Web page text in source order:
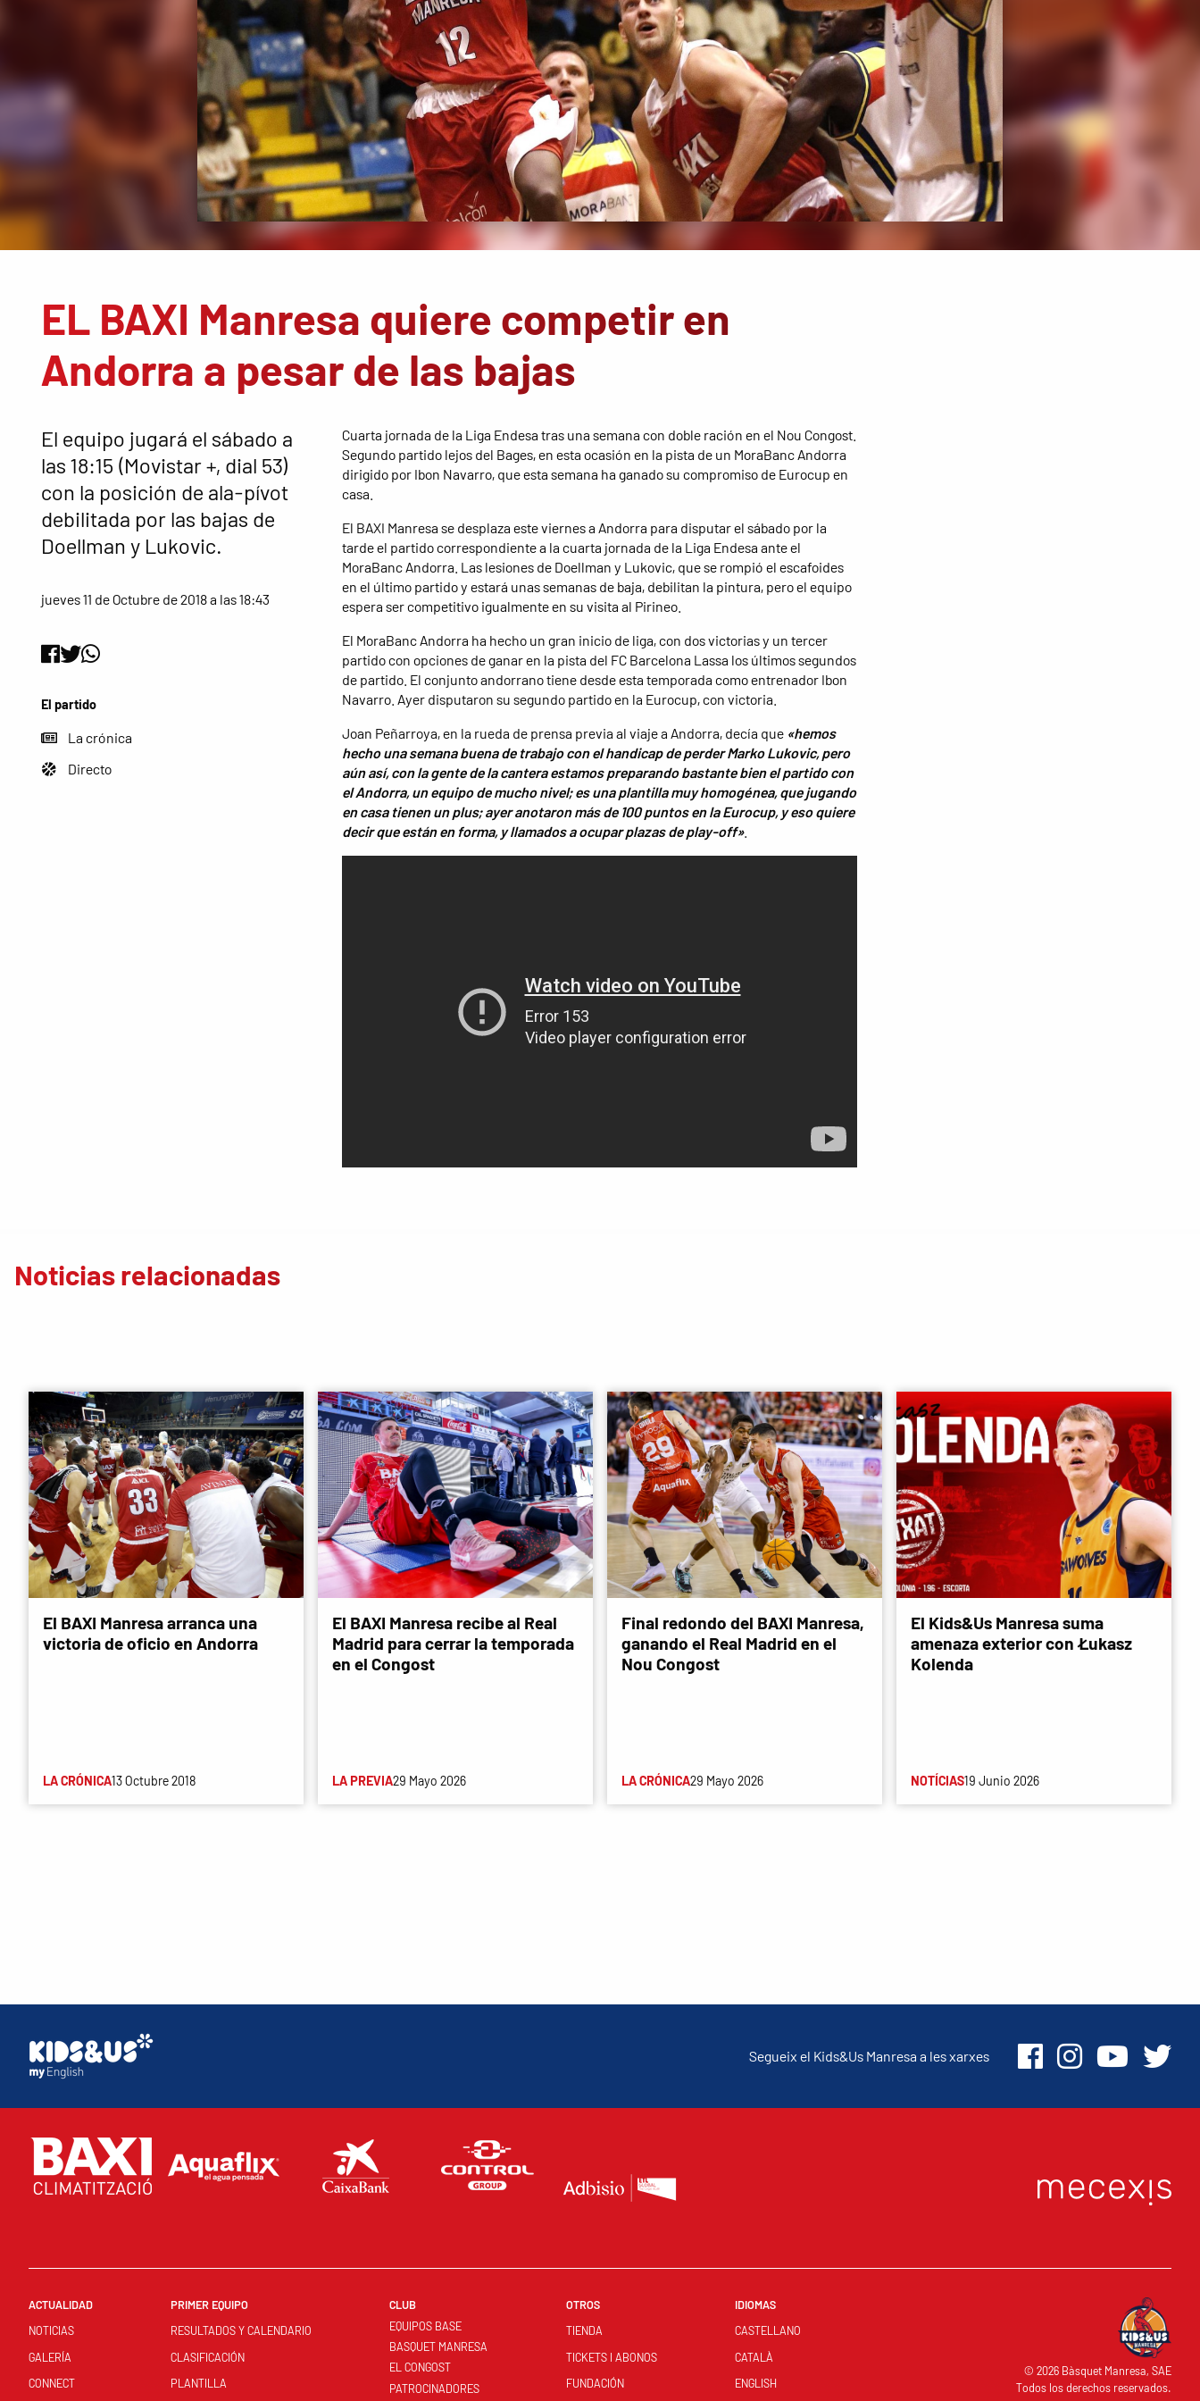
EL BAXI Manresa quiere competir en
Andorra a pesar de las bajas
El equipo jugará el sábado a
las 18:15 (Movistar +, dial 53)
con la posición de ala-pívot
debilitada por las bajas de
Doellman y Lukovic.
jueves 11 de Octubre de 2018 a las 18:43
El partido
La crónica
Directo
Cuarta jornada de la Liga Endesa tras una semana con doble ración en el Nou Congost.
Segundo partido lejos del Bages, en esta ocasión en la pista de un MoraBanc Andorra
dirigido por Ibon Navarro, que esta semana ha ganado su compromiso de Eurocup en
casa.
El BAXI Manresa se desplaza este viernes a Andorra para disputar el sábado por la
tarde el partido correspondiente a la cuarta jornada de la Liga Endesa ante el
MoraBanc Andorra. Las lesiones de Doellman y Lukovic, que se rompió el escafoides
en el último partido y estará unas semanas de baja, debilitan la pintura, pero el equipo
espera ser competitivo igualmente en su visita al Pirineo.
El MoraBanc Andorra ha hecho un gran inicio de liga, con dos victorias y un tercer
partido con opciones de ganar en la pista del FC Barcelona Lassa los últimos segundos
de partido. El conjunto andorrano tiene desde esta temporada como entrenador Ibon
Navarro. Ayer disputaron su segundo partido en la Eurocup, con victoria.
Joan Peñarroya, en la rueda de prensa previa al viaje a Andorra, decía que «hemos
hecho una semana buena de trabajo con el handicap de perder Marko Lukovic, pero
aún así, con la gente de la cantera estamos preparando bastante bien el partido con
el Andorra, un equipo de mucho nivel; es una plantilla muy homogénea, que jugando
en casa tienen un plus; ayer anotaron más de 100 puntos en la Eurocup, y eso quiere
decir que están en forma, y ​​llamados a ocupar plazas de play-off».
Noticias relacionadas
El BAXI Manresa arranca una
victoria de oficio en Andorra
LA CRÓNICA13 Octubre 2018
El BAXI Manresa recibe al Real
Madrid para cerrar la temporada
en el Congost
LA PREVIA29 Mayo 2026
Final redondo del BAXI Manresa,
ganando el Real Madrid en el
Nou Congost
LA CRÓNICA29 Mayo 2026
El Kids&Us Manresa suma
amenaza exterior con Łukasz
Kolenda
NOTÍCIAS19 Junio 2026
Segueix el Kids&Us Manresa a les xarxes
ACTUALIDAD
NOTICIAS
GALERÍA
CONNECT
PRIMER EQUIPO
RESULTADOS Y CALENDARIO
CLASIFICACIÓN
PLANTILLA
CLUB
EQUIPOS BASE
BASQUET MANRESA
EL CONGOST
PATROCINADORES
OTROS
TIENDA
TICKETS I ABONOS
FUNDACIÓN
IDIOMAS
CASTELLANO
CATALÀ
ENGLISH
© 2026 Bàsquet Manresa, SAE
Todos los derechos reservados.